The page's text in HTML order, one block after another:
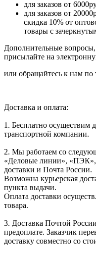
для заказов от
для заказов от
скидка 10% от
товары с
Дополнительные
присылайте на
или обращайтесь к нам по
Доставка и оплата:
1. Бесплатно осуществим
транспортной компании.
2. Мы работаем со
«Деловые линии»,
доставки и Почта России.
Возможна курьерская
пункта выдачи.
Оплата доставки
товара.
3. Доставка Почтой
предоплате. Заказчик
доставку совместно со